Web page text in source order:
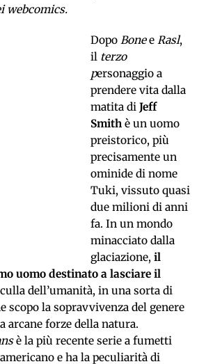
webcomics.
Dopo Bonee Rasl,
il terzo
personaggio a
prendere vita dalla
matita di Jeff
Smithè un uomo
preistorico, più
precisamente un
ominide di nome
Tuki, vissuto quasi
due milioni di anni
fa. In un mondo
minacciato dalla
glaciazione, il
uomo destinato a lasciare il
dell’umanità, in una sorta di
scopo la sopravvivenza del genere
arcane forze della natura.
è la più recente serie a fumetti
e ha la peculiarità di